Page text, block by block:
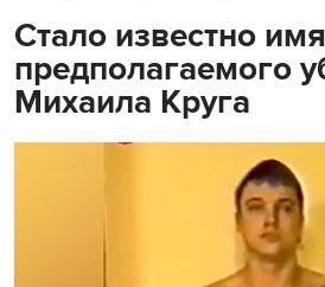
Стало известно имя
предполагаемого
Михаила Круга